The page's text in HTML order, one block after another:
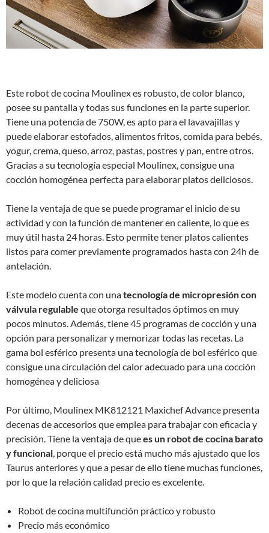
Este robot de cocina Moulinex es robusto, de color blanco,
posee su pantalla y todas sus funciones en la parte superior.
Tiene una potencia de 750W, es apto para el lavavajillas y
puede elaborar estofados, alimentos fritos, comida para bebés,
yogur, crema, queso, arroz, pastas, postres y pan, entre otros.
Gracias a su tecnología especial Moulinex, consigue una
cocción homogénea perfecta para elaborar platos deliciosos.
Tiene la ventaja de que se puede programar el inicio de su
actividad y con la función de mantener en caliente, lo que es
muy útil hasta 24 horas. Esto permite tener platos calientes
listos para comer previamente programados hasta con 24h de
antelación.
Este modelo cuenta con unatecnología de micropresión con
válvula regulable que otorga resultados óptimos en muy
pocos minutos. Además, tiene 45 programas de cocción y una
opción para personalizar y memorizar todas las recetas. La
gama bol esférico presenta una tecnología de bol esférico que
consigue una circulación del calor adecuado para una cocción
homogénea y deliciosa
Por último, Moulinex MK812121 Maxichef Advance presenta
decenas de accesorios que emplea para trabajar con eficacia y
precisión. Tiene la ventaja de quees un robot de cocina barato
y funcional, porque el precio está mucho más ajustado que los
Taurus anteriores y que a pesar de ello tiene muchas funciones,
por lo que la relación calidad precio es excelente.
Robot de cocina multifunción práctico y robusto
Precio más económico